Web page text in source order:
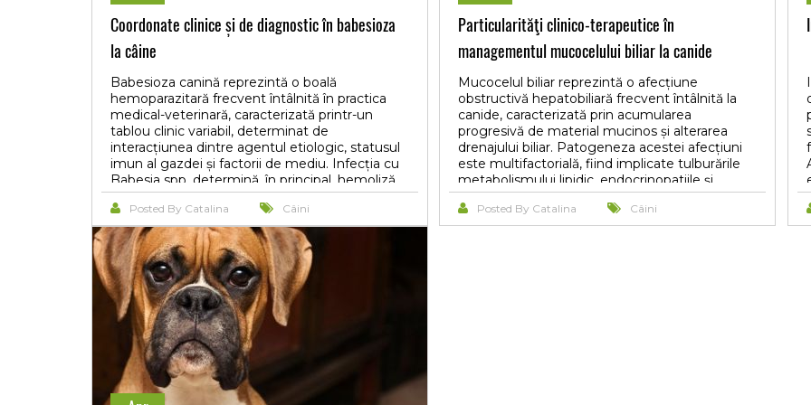
Coordonate clinice și de diagnostic în babesioza
la câine
Babesioza canină reprezintă o boală
hemoparazitară frecvent întâlnită în practica
medical-veterinară, caracterizată printr-un
tablou clinic variabil, determinat de
interacțiunea dintre agentul etiologic, statusul
imun al gazdei și factorii de mediu. Infecția cu
Babesia spp. determină, în principal, hemoliză
intra- și extravasculară, fiind asociată cu
modificări hematologice și biochimice
semnificative, care pot evolua de la forme
subclinice până la sindroame severe, cu
afectare multiorganică. Manifestările clinice
sunt adesea nespecifice și includ letargie,
anorexie, hipertermie, icter și hemoglobinurie,
ceea ce îngreunează diagnosticul diferențial.
Din punct de vedere paraclinic, se evidențiază
frecvent anemie hemolitică, trombocitopenie
și alterări ale parametrilor hepatici și renali.
Diagnosticul se bazează pe corelarea datelor
clinice cu investigațiile de laborator, incluzând
Posted By Catalina Câini
Particularităţi clinico-terapeutice în
managementul mucocelului biliar la canide
Mucocelul biliar reprezintă o afecțiune
obstructivă hepatobiliară frecvent întâlnită la
canide, caracterizată prin acumularea
progresivă de material mucinos și alterarea
drenajului biliar. Patogeneza acestei afecțiuni
este multifactorială, fiind implicate tulburările
metabolismului lipidic, endocrinopatiile și
modificările motilității colecistului. Diagnosticul
se bazează pe corelarea semnelor clinice cu
modificările biochimice și ultrasonografice
Posted By Catalina Câini